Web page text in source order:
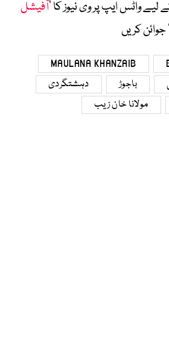
واٹس ایپ پر وی نیوز کا ’آفیشل
‘ جوائن کریں
MAULANA KHANZAIB
باجوڑ
دہشتگردی
مولانا خان زیب